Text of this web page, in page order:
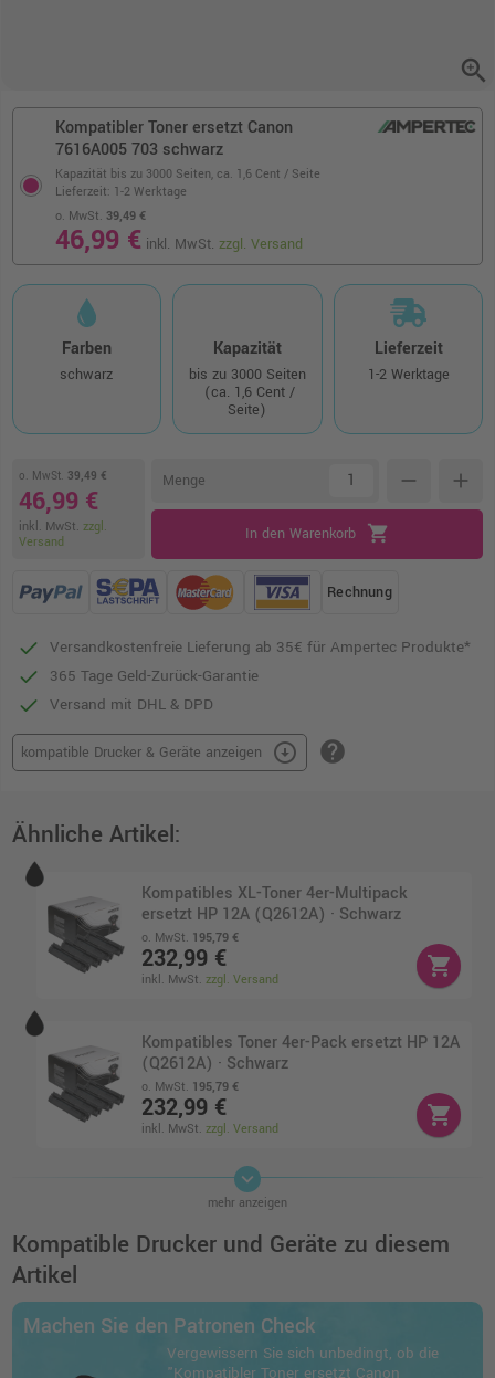
zoom_in
Kompatibler Toner ersetzt Canon
7616A005 703 schwarz
Kapazität bis zu 3000 Seiten, ca. 1,6 Cent / Seite
o. MwSt. 39,49 €
46,99 € inkl. MwSt.zzgl. Versand
Lieferzeit: 1-2 Werktage
Farben
schwarz
Kapazität
bis zu 3000 Seiten
(ca. 1,6 Cent /
Seite)
Lieferzeit
1-2 Werktage
o. MwSt. 39,49 €
46,99 €
inkl. MwSt. zzgl.
Versand
Menge remove add
In den Warenkorb shopping_cart
Rechnung
Versandkostenfreie Lieferung ab 35€ für Ampertec Produkte*
365 Tage Geld-Zurück-Garantie
Versand mit DHL & DPD
kompatible Drucker & Geräte anzeigen arrow_circle_down help
Ähnliche Artikel:
Kompatibles XL-Toner 4er-Multipack
ersetzt HP 12A (Q2612A) · Schwarz
o. MwSt. 195,79 €
232,99 €
inkl. MwSt.zzgl. Versand
shopping_cart
Kompatibles Toner 4er-Pack ersetzt HP 12A
(Q2612A) · Schwarz
o. MwSt. 195,79 €
232,99 €
inkl. MwSt.zzgl. Versand
shopping_cart
Kompatibles Toner 4er-Multipack ersetzt
Canon 703 (7616A005) · Schwarz
o. MwSt.
168,99 €
HP 12A (Q2612AD) · Schwarz
keyboard_arrow_down
mehr anzeigen
Kompatible Drucker und Geräte zu diesem
Artikel
Machen Sie den Patronen Check
Vergewissern Sie sich unbedingt, ob die
"Kompatibler Toner ersetzt Canon